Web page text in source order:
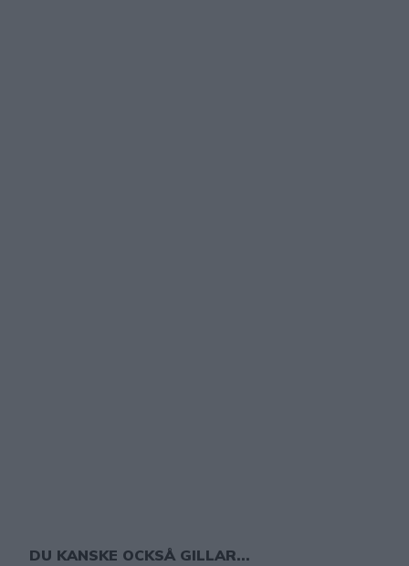
DU KANSKE OCKSÅ GILLAR...